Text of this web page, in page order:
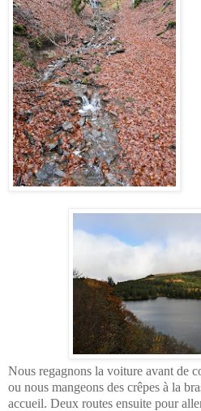
Nous regagnons la voiture avant de
ou nous mangeons des crêpes à la
accueil. Deux routes ensuite pour